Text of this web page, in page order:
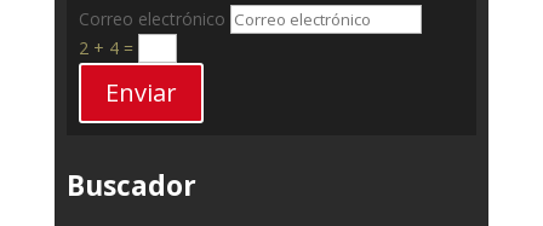
Correo electrónico
2 + 4=
Enviar
Buscador